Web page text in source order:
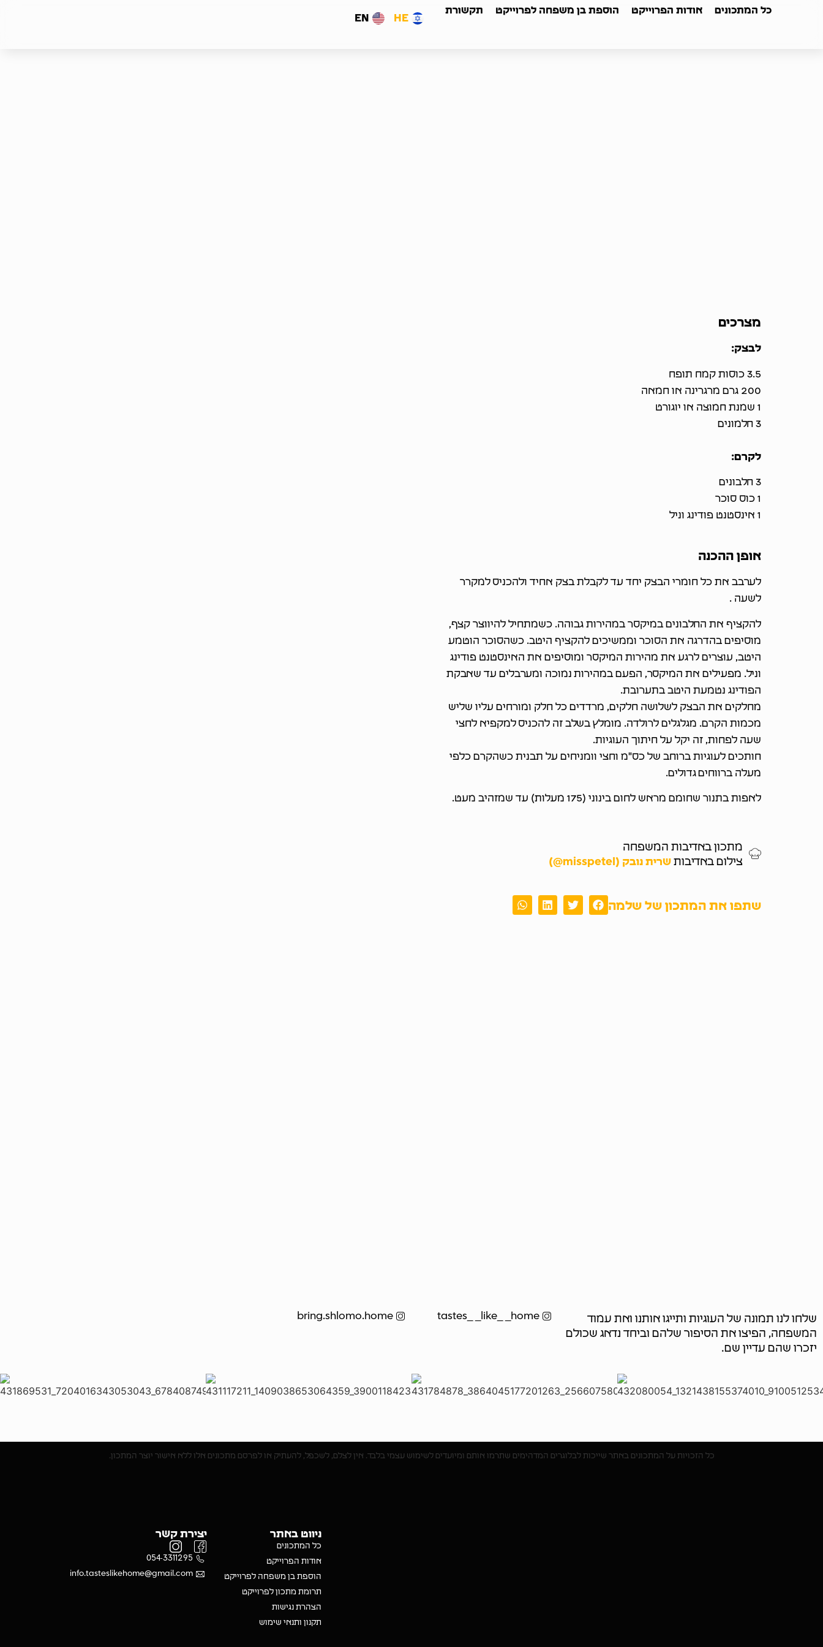
כל המתכונים אודות הפרוייקט הוספת בן משפחה לפרוייקט תקשורת
HE
EN
מצרכים
לבצק:
3.5 כוסות קמח תופח
200 גרם מרגרינה או חמאה
1 שמנת חמוצה או יוגורט
3 חלמונים
לקרם:
3 חלבונים
1 כוס סוכר
1 אינסטנט פודינג וניל
אופן ההכנה
לערבב את כל חומרי הבצק יחד עד לקבלת בצק אחיד ולהכניס למקרר
לשעה .
להקציף את החלבונים במיקסר במהירות גבוהה. כשמתחיל להיווצר קצף,
מוסיפים בהדרגה את הסוכר וממשיכים להקציף היטב. כשהסוכר הוטמע
היטב, עוצרים לרגע את מהירות המיקסר ומוסיפים את האינסטנט פודינג
וניל. מפעילים את המיקסר, הפעם במהירות נמוכה ומערבלים עד שאבקת
הפודינג נטמעת היטב בתערובת.
מחלקים את הבצק לשלושה חלקים, מרדדים כל חלק ומורחים עליו שליש
מכמות הקרם. מגלגלים לרולדה. מומלץ בשלב זה להכניס למקפיא לחצי
שעה לפחות, זה יקל על חיתוך העוגיות.
חותכים לעוגיות ברוחב של כס"מ וחצי וומניחים על תבנית כשהקרם כלפי
מעלה ברווחים גדולים.
לאפות בתנור שחומם מראש לחום בינוני (175 מעלות) עד שמזהיב מעט.
מתכון באדיבות המשפחה
צילום באדיבות שרית נובק (misspetel@)
שתפו את המתכון של שלמה
שלחו לנו תמונה של העוגיות ותייגו אותנו ואת עמוד
המשפחה, הפיצו את הסיפור שלהם וביחד נדאג שכולם
יזכרו שהם עדיין שם.
tastes_ _like_ _home
bring.shlomo.home
כל הזכויות על המתכונים באתר שייכות לבלוגרים המדהימים שתרמו אותם ומיועדים לשימוש עצמי בלבד. אין לצלם, לשכפל, להעתיק או לפרסם מתכונים אלו ללא אישור יוצר המתכון.
ניווט באתר
כל המתכונים
אודות הפרוייקט
הוספת בן משפחה לפרוייקט
תרומת מתכון לפרוייקט
הצהרת נגישות
תקנון ותנאי שימוש
יצירת קשר
054-3311295
info.tasteslikehome@gmail.com